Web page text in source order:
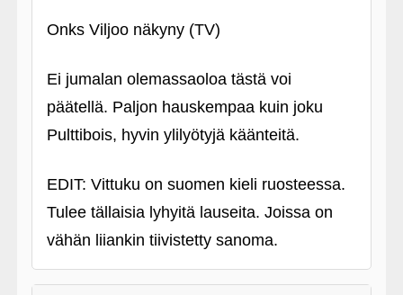
Onks Viljoo näkyny (TV)
Ei jumalan olemassaoloa tästä voi
päätellä. Paljon hauskempaa kuin joku
Pulttibois, hyvin ylilyötyjä käänteitä.
EDIT: Vittuku on suomen kieli ruosteessa.
Tulee tällaisia lyhyitä lauseita. Joissa on
vähän liiankin tiivistetty sanoma.